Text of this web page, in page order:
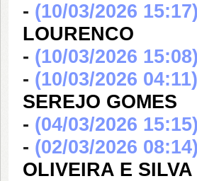
- (10/03/2026 15:17)
LOURENCO
- (10/03/2026 15:08)
- (10/03/2026 04:11)
SEREJO GOMES
- (04/03/2026 15:15)
- (02/03/2026 08:14)
OLIVEIRA E SILVA